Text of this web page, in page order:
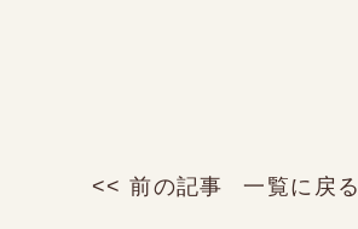
<< 前の記事 一覧に戻る